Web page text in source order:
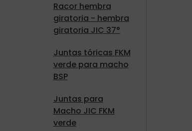
Racor hembra
giratoria - hembra
giratoria JIC 37°
Juntas tóricas FKM
verde para macho
BSP
Juntas para
Macho JIC FKM
verde